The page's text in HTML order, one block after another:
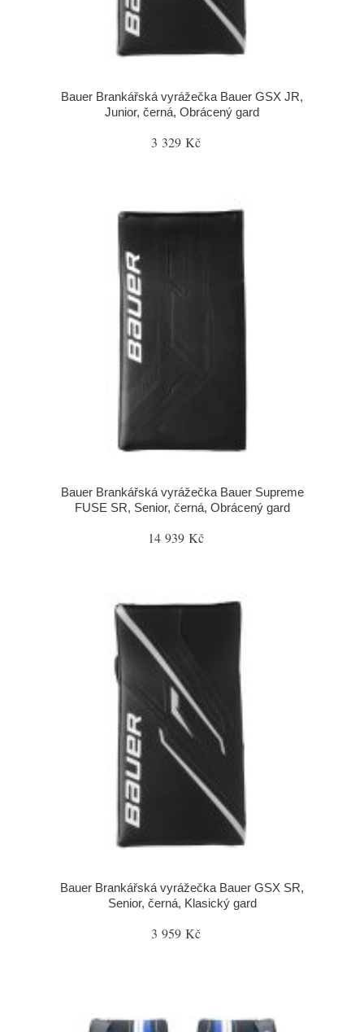
Bauer Brankářská vyrážečka Bauer GSX JR,
Junior, černá, Obrácený gard
3 329 Kč
Bauer Brankářská vyrážečka Bauer Supreme
FUSE SR, Senior, černá, Obrácený gard
14 939 Kč
Bauer Brankářská vyrážečka Bauer GSX SR,
Senior, černá, Klasický gard
3 959 Kč